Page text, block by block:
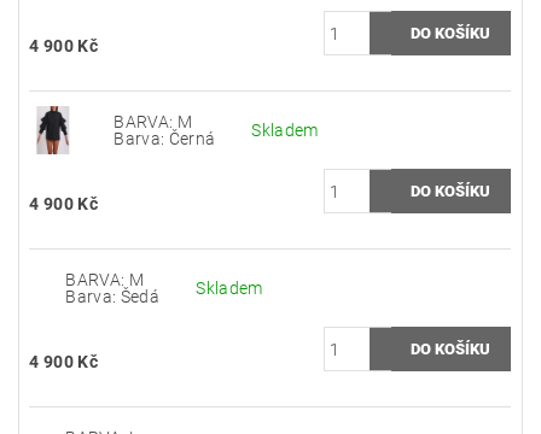
4 900 Kč
BARVA: M
Barva: Černá
Skladem
4 900 Kč
BARVA: M
Barva: Šedá
Skladem
4 900 Kč